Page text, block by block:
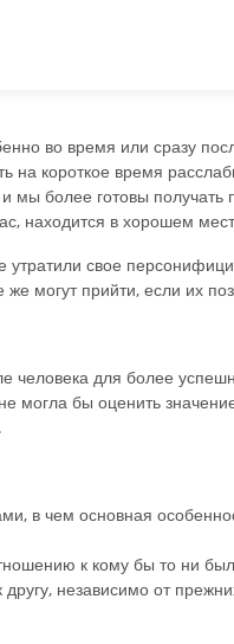
во время или сразу
на короткое время
более готовы получать
находится в хорошем
свое
могут прийти, если их
человека для более
бы оценить значение
в чем основная
к кому бы то ни
независимо от